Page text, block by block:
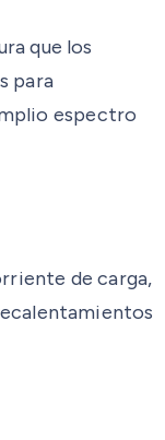
que los
para
espectro
de carga,